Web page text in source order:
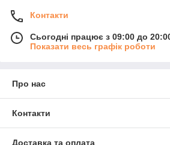
Контакти
Сьогодні працює з 09:00 до
Показати весь графік роботи
Про нас
Контакти
Доставка та оплата